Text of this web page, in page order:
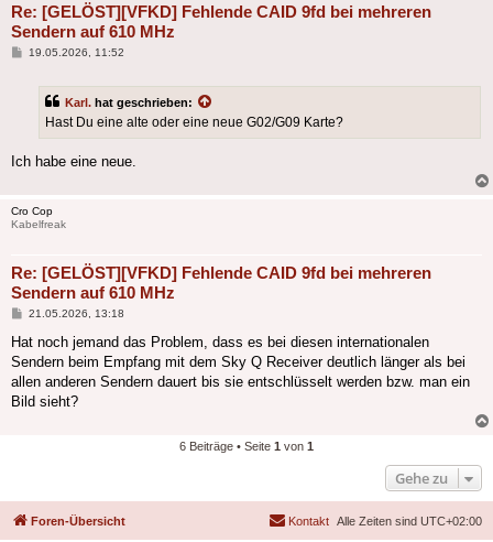
Re: [GELÖST][VFKD] Fehlende CAID 9fd bei mehreren
Sendern auf 610 MHz
Beitrag
19.05.2026, 11:52
Karl. hat geschrieben:
Hast Du eine alte oder eine neue G02/G09 Karte?
Ich habe eine neue.
Cro Cop
Kabelfreak
Re: [GELÖST][VFKD] Fehlende CAID 9fd bei mehreren
Sendern auf 610 MHz
Beitrag
21.05.2026, 13:18
Hat noch jemand das Problem, dass es bei diesen internationalen
Sendern beim Empfang mit dem Sky Q Receiver deutlich länger als bei
allen anderen Sendern dauert bis sie entschlüsselt werden bzw. man ein
Bild sieht?
6 Beiträge • Seite 1 von 1
Gehe zu
Foren-Übersicht Alle Zeiten sind UTC+02:00
Kontakt